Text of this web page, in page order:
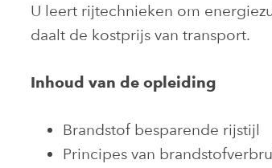
U leert rijtechnieken om
daalt de kostprijs van transport.
Inhoud van de opleiding
Brandstof besparende rijstijl
Principes van